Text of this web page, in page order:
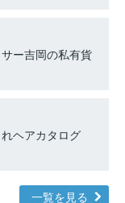
ー吉岡の私有貨
ヘアカタログ
一覧を見る